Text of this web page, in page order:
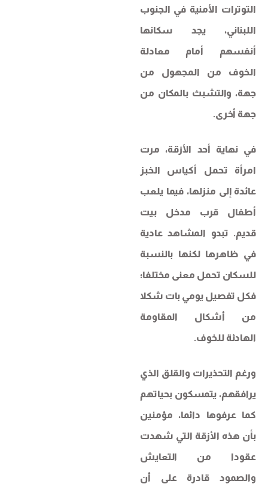
التوترات الأمنية في الجنوب
اللبناني، يجد سكانها
أنفسهم أمام معادلة
الخوف من المجهول من
جهة، والتشبث بالمكان من
جهة أخرى.
في نهاية أحد الأزقة، مرت
امرأة تحمل أكياس الخبز
عائدة إلى منزلها، فيما يلعب
أطفال قرب مدخل بيت
قديم. تبدو المشاهد عادية
في ظاهرها لكنها بالنسبة
للسكان تحمل معنى مختلفا؛
فكل تفصيل يومي بات شكلا
من أشكال المقاومة
الهادئة للخوف.
ورغم التحذيرات والقلق الذي
يرافقهم، يتمسكون بحياتهم
كما عرفوها دائما، مؤمنين
بأن هذه الأزقة التي شهدت
عقودا من التعايش
والصمود قادرة على أن